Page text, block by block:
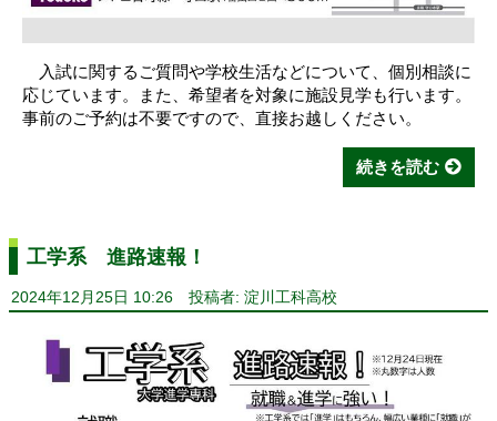
入試に関するご質問や学校生活などについて、個別相談に
応じています。また、希望者を対象に施設見学も行います。
事前のご予約は不要ですので、直接お越しください。
続きを読む
工学系 進路速報！
2024年12月25日 10:26 投稿者: 淀川工科高校